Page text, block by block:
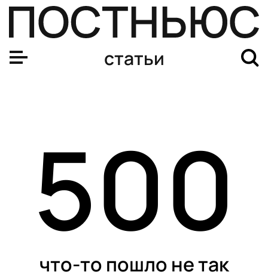
статьи
500
что-то пошло не так